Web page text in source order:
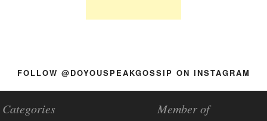
FOLLOW @DOYOUSPEAKGOSSIP ON INSTAGRAM
Categories Member of